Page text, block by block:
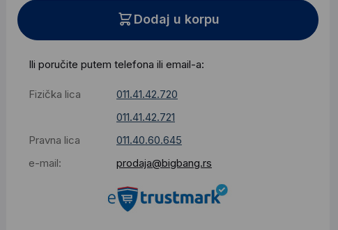
Dodaj u korpu
Ili poručite putem telefona ili email-a:
Fizička lica
011.41.42.720
011.41.42.721
Pravna lica
011.40.60.645
e-mail:
prodaja@bigbang.rs